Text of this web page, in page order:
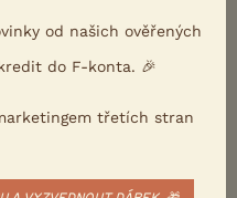
od našich ověřených
do F-konta. 🎉
třetích stran